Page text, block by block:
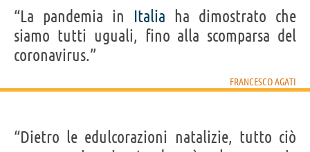
“La pandemia in Italia ha dimostrato che
siamo tutti uguali, fino alla scomparsa del
coronavirus.”
FRANCESCO AGATI
“Dietro le edulcorazioni natalizie, tutto ciò